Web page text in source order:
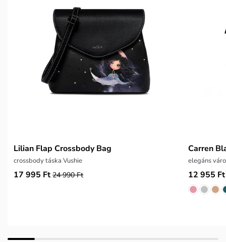
Lilian Flap Crossbody Bag
crossbody táska Vushie
17 995 Ft 24 990 Ft
Carren
elegáns
12 955 Ft